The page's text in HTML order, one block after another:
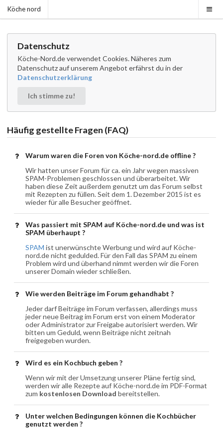
Köche nord
Datenschutz
Köche-Nord.de verwendet Cookies. Näheres zum
Datenschutz auf unserem Angebot erfährst du in der
Datenschutzerklärung
Ich stimme zu!
Häufig gestellte Fragen (FAQ)
Warum waren die Foren von Köche-nord.de offline ?
Wir hatten unser Forum für ca. ein Jahr wegen massiven
SPAM-Problemen geschlossen und überarbeitet. Wir
haben diese Zeit außerdem genutzt um das Forum selbst
mit Rezepten zu füllen. Seit dem 1. Dezember 2015 ist es
wieder für alle Besucher geöffnet.
Was passiert mit SPAM auf Köche-nord.de und was ist
SPAM überhaupt ?
SPAM ist unerwünschte Werbung und wird auf Köche-
nord.de nicht gedulded. Für den Fall das SPAM zu einem
Problem wird und überhand nimmt werden wir die Foren
unserer Domain wieder schließen.
Wie werden Beiträge im Forum gehandhabt ?
Jeder darf Beiträge im Forum verfassen, allerdings muss
jeder neue Beitrag im Forum erst von einem Moderator
oder Administrator zur Freigabe autorisiert werden. Wir
bitten um Geduld, wenn Beiträge nicht zeitnah
freigegeben wurden.
Wird es ein Kochbuch geben ?
Wenn wir mit der Umsetzung unserer Pläne fertig sind,
werden wir alle Rezepte auf Köche-nord.de im PDF-Format
zum kostenlosen Download bereitstellen.
Unter welchen Bedingungen können die Kochbücher
genutzt werden ?